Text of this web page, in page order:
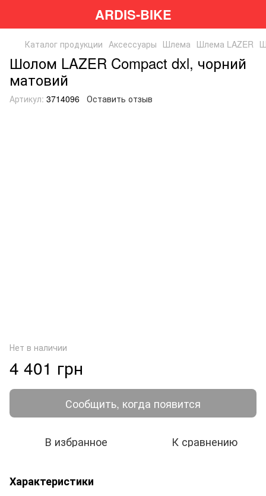
ARDIS-BIKE
Каталог продукции Аксессуары Шлема Шлема LAZER
Шолом LAZER Compact dxl, чорний
матовий
Артикул: 3714096 Оставить отзыв
Нет в наличии
4 401 грн
Сообщить, когда появится
В избранное К сравнению
Характеристики